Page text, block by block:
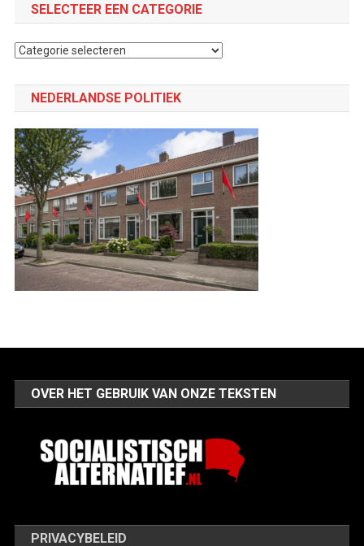
SELECTEER EEN CATEGORIE
Selecteer
NEDERLANDSE POLITIEK
OVER HET GEBRUIK VAN ONZE TEKSTEN
PRIVACYBELEID